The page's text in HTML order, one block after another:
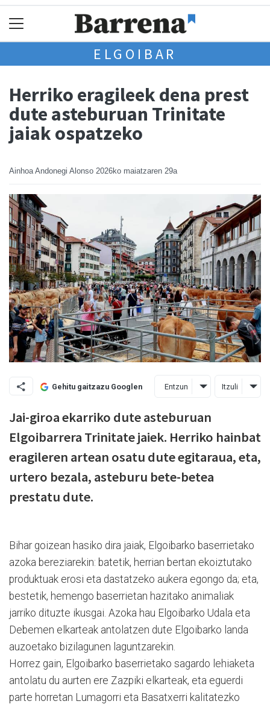
ELGOIBAR
Herriko eragileek dena prest
dute asteburuan Trinitate
jaiak ospatzeko
Ainhoa Andonegi Alonso 2026ko maiatzaren 29a
Gehitu gaitzazu Googlen Entzun Itzuli
Jai-giroa ekarriko dute asteburuan
Elgoibarrera Trinitate jaiek. Herriko hainbat
eragileren artean osatu dute egitaraua, eta,
urtero bezala, asteburu bete-betea
prestatu dute.
Bihar goizean hasiko dira jaiak, Elgoibarko baserrietako
azoka bereziarekin: batetik, herrian bertan ekoiztutako
produktuak erosi eta dastatzeko aukera egongo da; eta,
bestetik, hemengo baserrietan hazitako animaliak
jarriko dituzte ikusgai. Azoka hau Elgoibarko Udala eta
Debemen elkarteak antolatzen dute Elgoibarko landa
auzoetako bizilagunen laguntzarekin.
Horrez gain, Elgoibarko baserrietako sagardo lehiaketa
antolatu du aurten ere Zazpiki elkarteak, eta eguerdi
parte horretan Lumagorri eta Basatxerri kalitatezko